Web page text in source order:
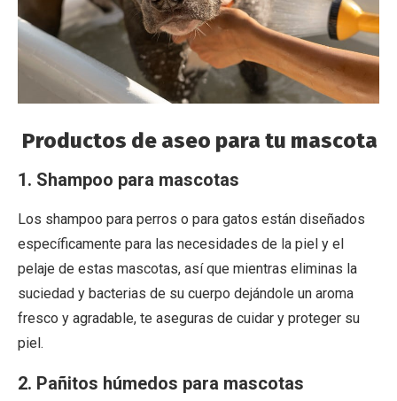
Productos de aseo para tu mascota
1. Shampoo para mascotas
Los shampoo para perros o para gatos están diseñados
específicamente para las necesidades de la piel y el
pelaje de estas mascotas, así que mientras eliminas la
suciedad y bacterias de su cuerpo dejándole un aroma
fresco y agradable, te aseguras de cuidar y proteger su
piel.
2. Pañitos húmedos para mascotas